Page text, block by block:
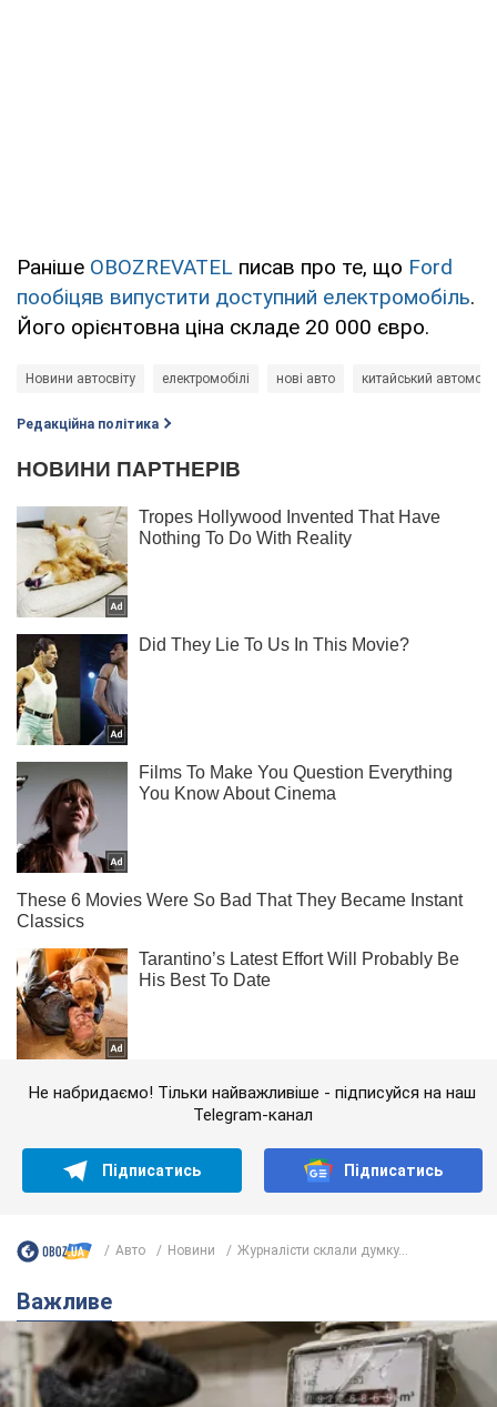
Раніше OBOZREVATEL писав про те, що Ford
пообіцяв випустити доступний електромобіль.
Його орієнтовна ціна складе 20 000 євро.
Новини автосвіту електромобілі нові авто китайський
Редакційна політика
Не набридаємо! Тільки найважливіше - підписуйся на наш
Telegram-канал
Підписатись Підписатись
Авто Новини Журналісти склали думку...
Важливе